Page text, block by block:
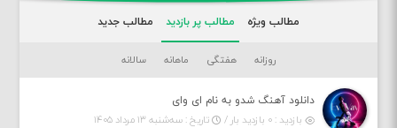
مطالب ویژه مطالب پر بازدید مطالب جدید
روزانه هفتگی ماهانه سالانه
دانلود آهنگ شدو به نام ای وای
بازدید : ۰ بازدید بار /
تاریخ : سه‌شنبه ۱۳ مرداد ۱۴۰۵